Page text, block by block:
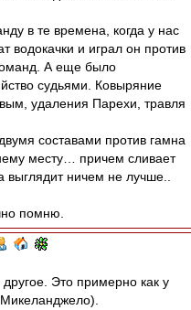
в те времена, когда у нас
водокачки и играл он против
А еще было
судьями. Ковыряние
удаления Парехи, травля
составами против гамна
месту… причем сливает
выглядит ничем не лучше..
помню.
другое. Это примерно как у